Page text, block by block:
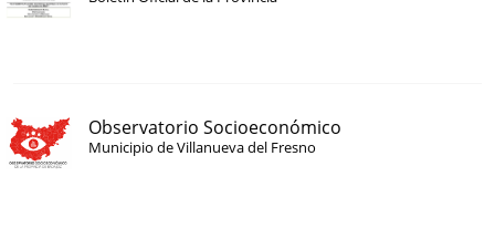
Observatorio Socioeconómico
Municipio de Villanueva del Fresno